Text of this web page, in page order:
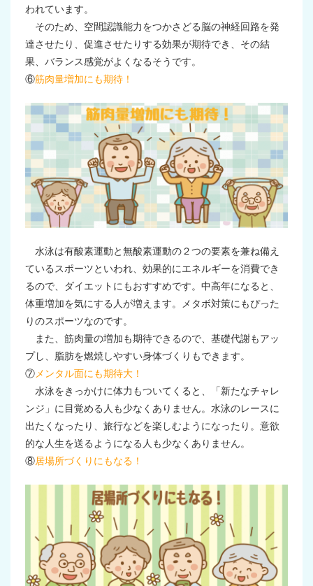
われています。
そのため、空間認識能力をつかさどる脳の神経回路を発
達させたり、促進させたりする効果が期待でき、その結
果、バランス感覚がよくなるそうです。
⑥筋肉量増加にも期待！
水泳は有酸素運動と無酸素運動の２つの要素を兼ね備え
ているスポーツといわれ、効果的にエネルギーを消費でき
るので、ダイエットにもおすすめです。中高年になると、
体重増加を気にする人が増えます。メタボ対策にもぴった
りのスポーツなのです。
また、筋肉量の増加も期待できるので、基礎代謝もアッ
プし、脂肪を燃焼しやすい身体づくりもできます。
⑦メンタル面にも期待大！
水泳をきっかけに体力もついてくると、「新たなチャレ
ンジ」に目覚める人も少なくありません。水泳のレースに
出たくなったり、旅行などを楽しむようになったり。意欲
的な人生を送るようになる人も少なくありません。
⑧居場所づくりにもなる！